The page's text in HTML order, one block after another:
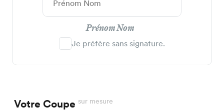
Prénom Nom
Je préfère sans signature.
Votre Coupe sur mesure